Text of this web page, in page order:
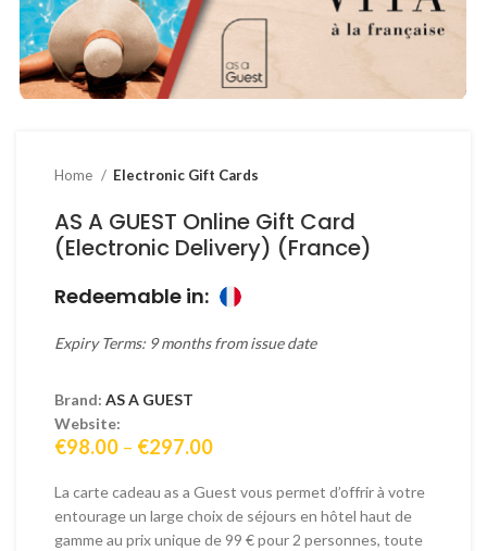
Home Electronic Gift Cards
AS A GUEST Online Gift Card
(Electronic Delivery) (France)
Redeemable in:
Expiry Terms: 9 months from issue date
Brand: AS A GUEST
Website:
€98.00 – €297.00Price
€98.00
through
€297.00
La carte cadeau as a Guest vous permet d’offrir à votre
entourage un large choix de séjours en hôtel haut de
gamme au prix unique de 99 € pour 2 personnes, toute